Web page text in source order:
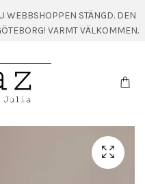
WEBBSHOPPEN STÄNGD. DEN
VARMT VÄLKOMMEN.